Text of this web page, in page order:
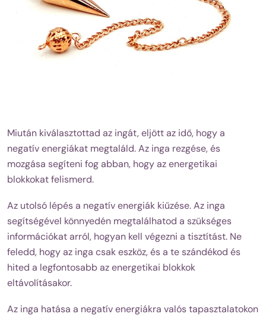
Miután kiválasztottad az ingát, eljött az idő, hogy a
negatív energiákat megtaláld. Az inga rezgése, és
mozgása segíteni fog abban, hogy az energetikai
blokkokat felismerd.
Az utolsó lépés a negatív energiák kiűzése. Az inga
segítségével könnyedén megtalálhatod a szükséges
információkat arról, hogyan kell végezni a tisztítást. Ne
feledd, hogy az inga csak eszköz, és a te szándékod és
hited a legfontosabb az energetikai blokkok
eltávolításakor.
Az inga hatása a negatív energiákra valós tapasztalatokon